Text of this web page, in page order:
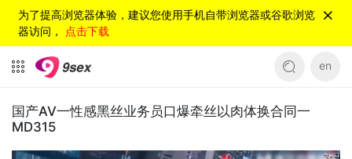
为了提高浏览器体验，建议您使用手机自带浏览器或谷歌浏览
器访问， 点击下载
en
国产AV一性感黑丝业务员口爆牵丝以肉体换合同一
MD315